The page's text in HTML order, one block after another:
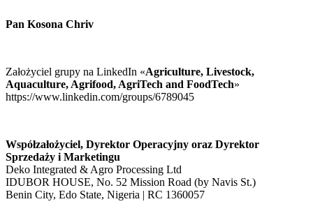
Pan Kosona Chriv
Założyciel grupy na LinkedIn «Agriculture, Livestock,
Aquaculture, Agrifood, AgriTech and FoodTech»
https://www.linkedin.com/groups/6789045
Współzałożyciel, Dyrektor Operacyjny oraz Dyrektor
Sprzedaży i Marketingu
Deko Integrated & Agro Processing Ltd
IDUBOR HOUSE, No. 52 Mission Road (by Navis St.)
Benin City, Edo State, Nigeria | RC 1360057